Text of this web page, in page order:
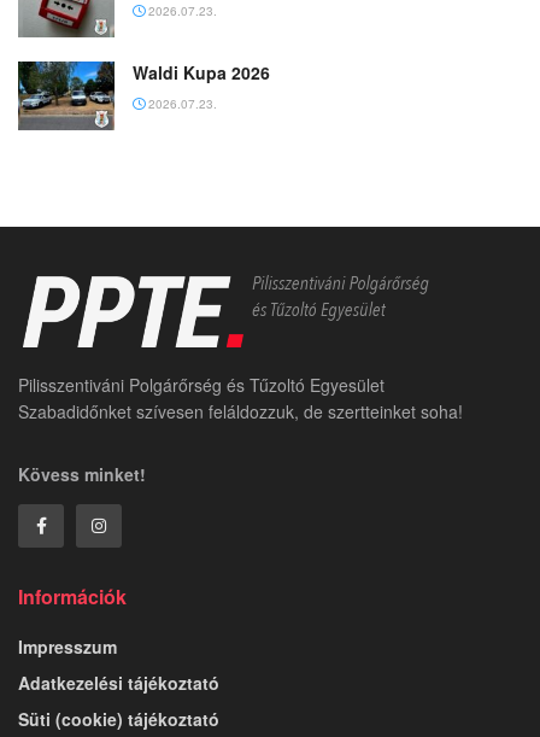
2026.07.23.
Waldi Kupa 2026
2026.07.23.
Pilisszentiváni Polgárőrség és Tűzoltó Egyesület
Szabadidőnket szívesen feláldozzuk, de szertteinket soha!
Kövess minket!
Információk
Impresszum
Adatkezelési tájékoztató
Süti (cookie) tájékoztató